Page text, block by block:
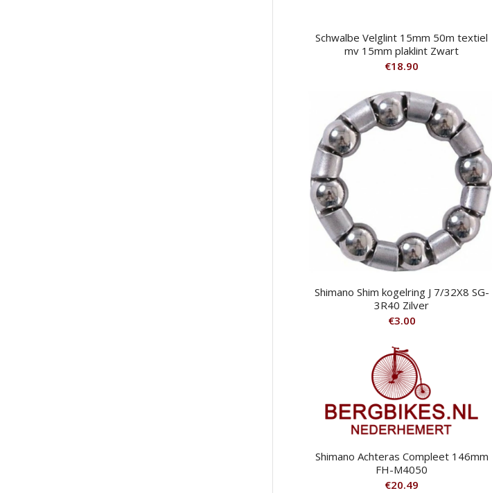
Schwalbe Velglint 15mm 50m textiel
mv 15mm plaklint Zwart
€18.90
Shimano Shim kogelring J 7/32X8 SG-
3R40 Zilver
€3.00
Shimano Achteras Compleet 146mm
FH-M4050
€20.49